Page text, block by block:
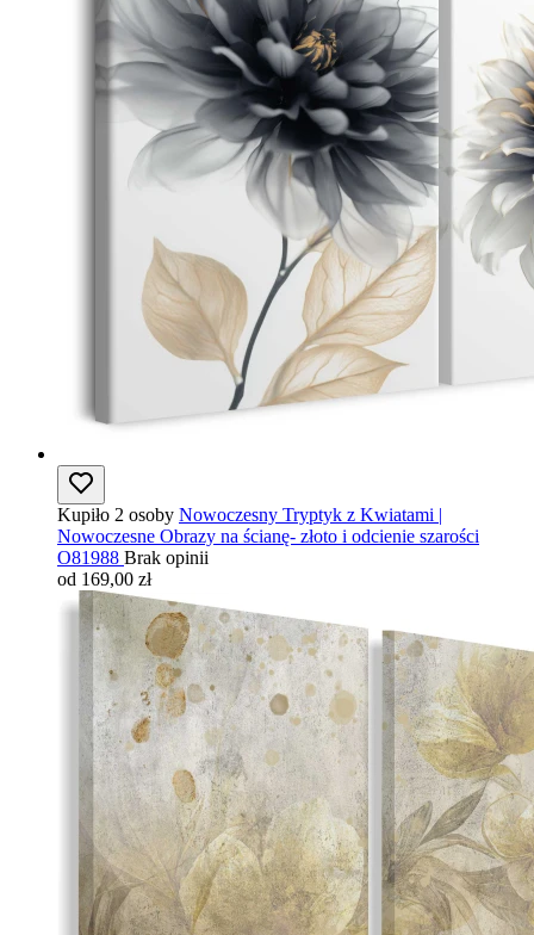
Kupiło 2 osoby Nowoczesny Tryptyk z Kwiatami |
Nowoczesne Obrazy na ścianę- złoto i odcienie szarości
O81988 Brak opinii
od 169,00 zł